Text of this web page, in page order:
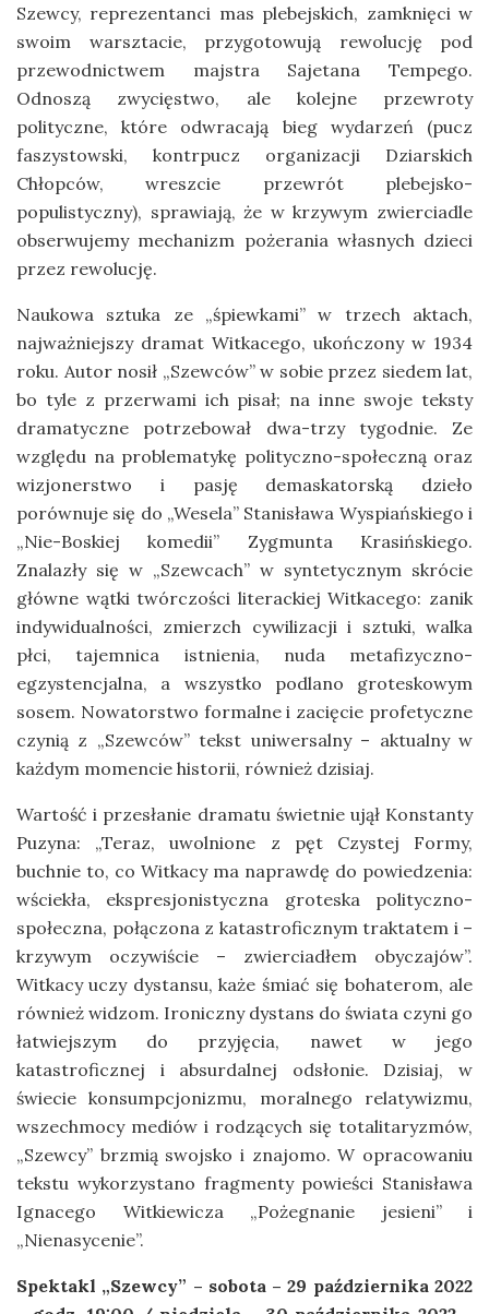
Szewcy, reprezentanci mas plebejskich, zamknięci w
swoim warsztacie, przygotowują rewolucję pod
przewodnictwem majstra Sajetana Tempego.
Odnoszą zwycięstwo, ale kolejne przewroty
polityczne, które odwracają bieg wydarzeń (pucz
faszystowski, kontrpucz organizacji Dziarskich
Chłopców, wreszcie przewrót plebejsko-
populistyczny), sprawiają, że w krzywym zwierciadle
obserwujemy mechanizm pożerania własnych dzieci
przez rewolucję.
Naukowa sztuka ze „śpiewkami” w trzech aktach,
najważniejszy dramat Witkacego, ukończony w 1934
roku. Autor nosił „Szewców” w sobie przez siedem lat,
bo tyle z przerwami ich pisał; na inne swoje teksty
dramatyczne potrzebował dwa-trzy tygodnie. Ze
względu na problematykę polityczno-społeczną oraz
wizjonerstwo i pasję demaskatorską dzieło
porównuje się do „Wesela” Stanisława Wyspiańskiego i
„Nie-Boskiej komedii” Zygmunta Krasińskiego.
Znalazły się w „Szewcach” w syntetycznym skrócie
główne wątki twórczości literackiej Witkacego: zanik
indywidualności, zmierzch cywilizacji i sztuki, walka
płci, tajemnica istnienia, nuda metafizyczno-
egzystencjalna, a wszystko podlano groteskowym
sosem. Nowatorstwo formalne i zacięcie profetyczne
czynią z „Szewców” tekst uniwersalny – aktualny w
każdym momencie historii, również dzisiaj.
Wartość i przesłanie dramatu świetnie ujął Konstanty
Puzyna: „Teraz, uwolnione z pęt Czystej Formy,
buchnie to, co Witkacy ma naprawdę do powiedzenia:
wściekła, ekspresjonistyczna groteska polityczno-
społeczna, połączona z katastroficznym traktatem i –
krzywym oczywiście – zwierciadłem obyczajów”.
Witkacy uczy dystansu, każe śmiać się bohaterom, ale
również widzom. Ironiczny dystans do świata czyni go
łatwiejszym do przyjęcia, nawet w jego
katastroficznej i absurdalnej odsłonie. Dzisiaj, w
świecie konsumpcjonizmu, moralnego relatywizmu,
wszechmocy mediów i rodzących się totalitaryzmów,
„Szewcy” brzmią swojsko i znajomo. W opracowaniu
tekstu wykorzystano fragmenty powieści Stanisława
Ignacego Witkiewicza „Pożegnanie jesieni” i
„Nienasycenie”.
Spektakl „Szewcy” – sobota – 29 października 2022